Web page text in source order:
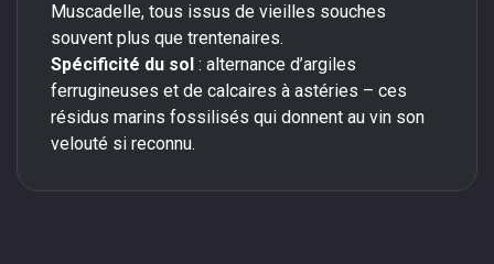
Muscadelle, tous issus de vieilles souches
souvent plus que trentenaires.
Spécificité du sol : alternance d’argiles
ferrugineuses et de calcaires à astéries – ces
résidus marins fossilisés qui donnent au vin son
velouté si reconnu.